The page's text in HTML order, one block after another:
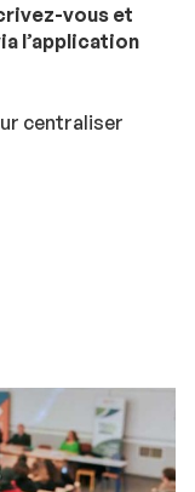
vous et
l’application
centraliser